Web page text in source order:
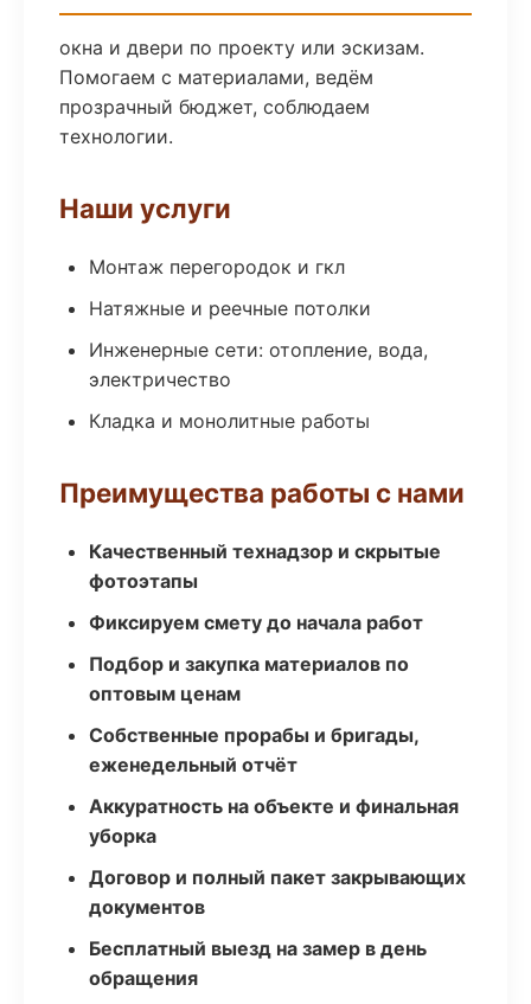
окна и двери по проекту или эскизам.
Помогаем с материалами, ведём
прозрачный бюджет, соблюдаем
технологии.
Наши услуги
Монтаж перегородок и гкл
Натяжные и реечные потолки
Инженерные сети: отопление, вода,
электричество
Кладка и монолитные работы
Преимущества работы с нами
Качественный технадзор и скрытые
фотоэтапы
Фиксируем смету до начала работ
Подбор и закупка материалов по
оптовым ценам
Собственные прорабы и бригады,
еженедельный отчёт
Аккуратность на объекте и финальная
уборка
Договор и полный пакет закрывающих
документов
Бесплатный выезд на замер в день
обращения